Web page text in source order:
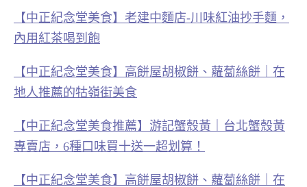
【中正紀念堂美食】老建中麵店-川味紅油抄手麵，
內用紅茶喝到飽
【中正紀念堂美食】高餅屋胡椒餅、蘿蔔絲餅｜在
地人推薦的牯嶺街美食
【中正紀念堂美食推薦】游記蟹殼黃｜台北蟹殼黃
專賣店，6種口味買十送一超划算！
【中正紀念堂美食】高餅屋胡椒餅、蘿蔔絲餅｜在